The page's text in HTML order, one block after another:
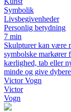
Symbolik
Livsbegivenheder
Personlig betydning
7 min
Skulpturer kan være
symbolske markører
kærlighed, tab eller
minde og give
Victor Vogn
Victor
Vogn